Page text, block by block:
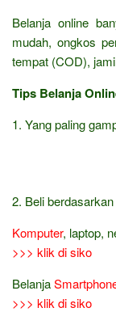
Belanja online
mudah, ongkos
tempat (COD),
Tips Belanja
1. Yang paling
2. Beli
Komputer, laptop,
>>> klik di siko
Belanja
>>> klik di siko